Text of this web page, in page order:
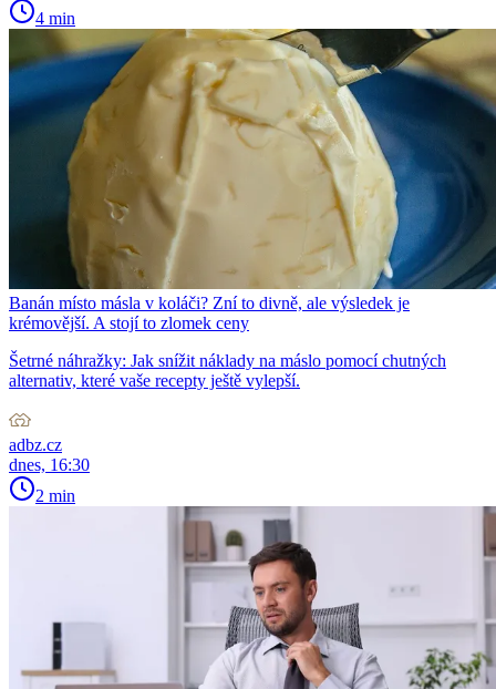
4 min
Banán místo másla v koláči? Zní to divně, ale výsledek je
krémovější. A stojí to zlomek ceny
Šetrné náhražky: Jak snížit náklady na máslo pomocí chutných
alternativ, které vaše recepty ještě vylepší.
adbz.cz
dnes, 16:30
2 min